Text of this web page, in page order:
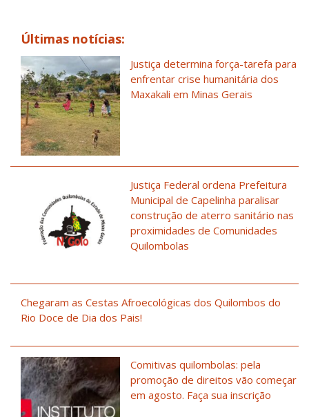
Últimas notícias:
Justiça determina força-tarefa para
enfrentar crise humanitária dos
Maxakali em Minas Gerais
Justiça Federal ordena Prefeitura
Municipal de Capelinha paralisar
construção de aterro sanitário nas
proximidades de Comunidades
Quilombolas
Chegaram as Cestas Afroecológicas dos Quilombos do
Rio Doce de Dia dos Pais!
Comitivas quilombolas: pela
promoção de direitos vão começar
em agosto. Faça sua inscrição